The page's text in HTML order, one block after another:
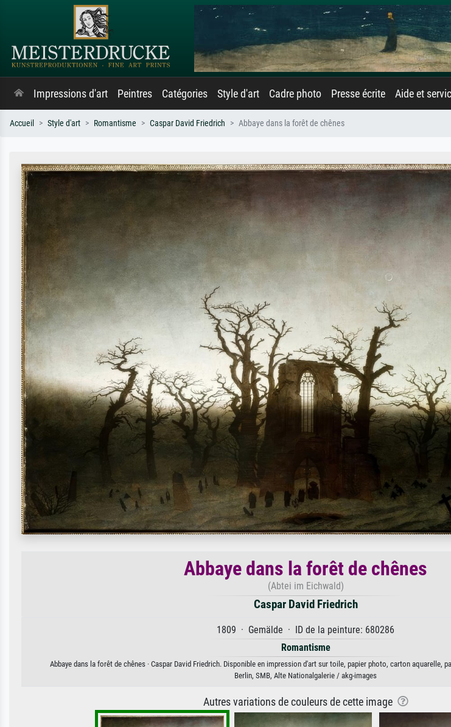
Impressions d'art Peintres Catégories Style d'art Cadre photo Presse écrite Aide et
Accueil Style d'art Romantisme Caspar David Friedrich Abbaye dans la forêt de chênes
Abbaye dans la forêt de chênes
(Abtei im Eichwald)
Caspar David Friedrich
1809 · Gemälde · ID de la peinture: 680286
Romantisme
Abbaye dans la forêt de chênes · Caspar David Friedrich. Disponible en impression d'art sur toile, papier photo, carton aquarelle,
Berlin, SMB, Alte Nationalgalerie / akg-images
Autres variations de couleurs de cette image